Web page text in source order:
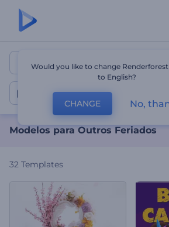
Modelos para
Outros Feriados
Modelos para Outros Feriados
32 Templates
Would you like to change
to English?
CHANGE No,